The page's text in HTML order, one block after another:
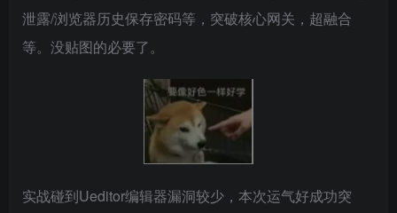
泄露/浏览器历史保存密码等，突破核心网关，超融合
等。没贴图的必要了。
实战碰到Ueditor编辑器漏洞较少，本次运气好成功突